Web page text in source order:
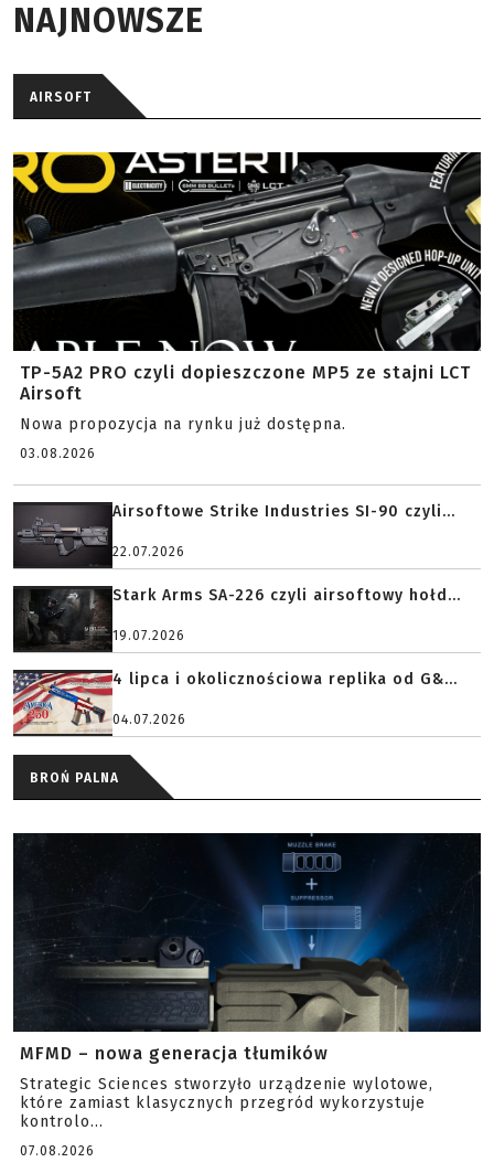
NAJNOWSZE
AIRSOFT
TP-5A2 PRO czyli dopieszczone MP5 ze stajni LCT
Airsoft
Nowa propozycja na rynku już dostępna.
03.08.2026
Airsoftowe Strike Industries SI-90 czyli...
22.07.2026
Stark Arms SA-226 czyli airsoftowy hołd...
19.07.2026
4 lipca i okolicznościowa replika od G&...
04.07.2026
BROŃ PALNA
MFMD – nowa generacja tłumików
Strategic Sciences stworzyło urządzenie wylotowe,
które zamiast klasycznych przegród wykorzystuje
kontrolo...
07.08.2026